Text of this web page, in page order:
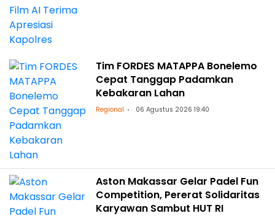
Tim FORDES MATAPPA Bonelemo
Cepat Tanggap Padamkan
Kebakaran Lahan
Regional 06 Agustus 2026 19:40
Aston Makassar Gelar Padel Fun
Competition, Pererat Solidaritas
Karyawan Sambut HUT RI